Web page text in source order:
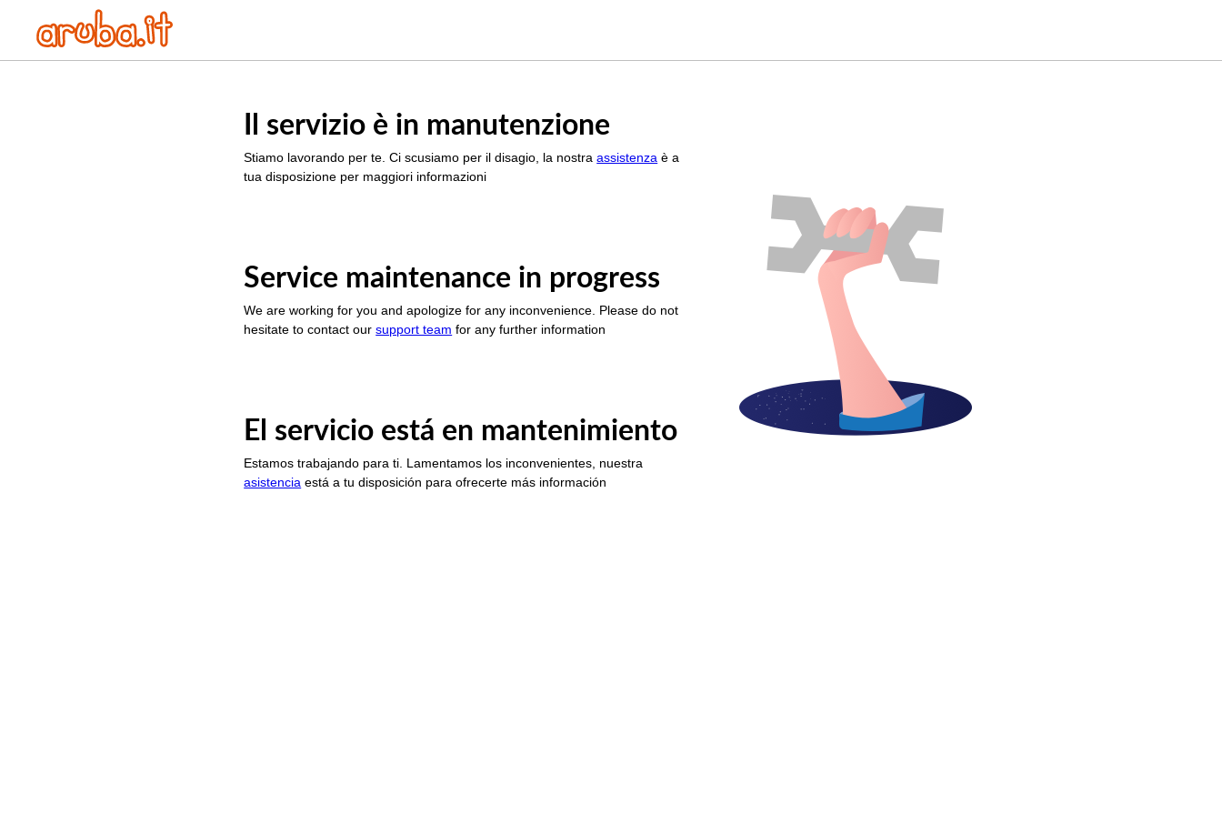
Il servizio è in manutenzione
Stiamo lavorando per te. Ci scusiamo per il disagio, la nostraassistenza è a
tua disposizione per maggiori informazioni
Service maintenance in progress
We are working for you and apologize for any inconvenience. Please do not
hesitate to contact oursupport team for any further information
El servicio está en mantenimiento
Estamos trabajando para ti. Lamentamos los inconvenientes, nuestra
asistencia está a tu disposición para ofrecerte más información